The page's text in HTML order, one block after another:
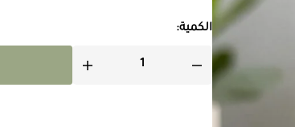
الكمية: